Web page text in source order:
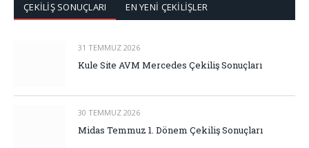
ÇEKİLİŞ SONUÇLARI EN YENİ ÇEKİLİŞLER
31 TEMMUZ 2026
Kule Site AVM Mercedes Çekiliş Sonuçları
30 TEMMUZ 2026
Midas Temmuz 1. Dönem Çekiliş Sonuçları